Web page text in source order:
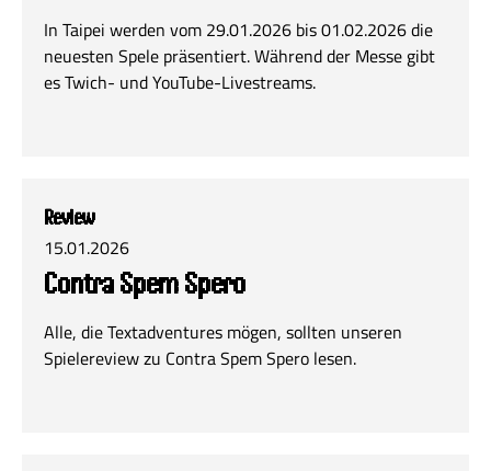
In Taipei werden vom 29.01.2026 bis 01.02.2026 die
neuesten Spele präsentiert. Während der Messe gibt
es Twich- und YouTube-Livestreams.
Review
15.01.2026
Contra Spem Spero
Alle, die Textadventures mögen, sollten unseren
Spielereview zu Contra Spem Spero lesen.